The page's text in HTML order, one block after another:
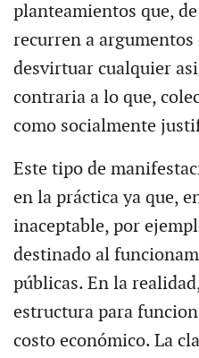
planteamientos que,
recurren a argumentos
desvirtuar cualquier
contraria a lo que,
como socialmente
Este tipo de
en la práctica ya que,
inaceptable, por
destinado al
públicas. En la
estructura para
costo económico. La